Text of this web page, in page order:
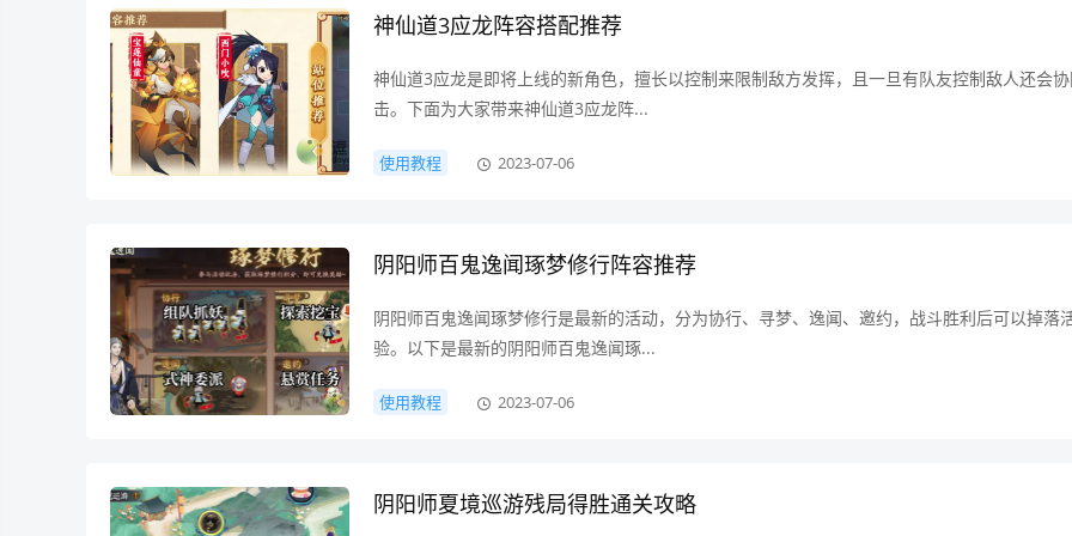
神仙道3应龙阵容搭配推荐
神仙道3应龙是即将上线的新角色，擅长以控制来限制敌方发挥，且一旦有队友控制敌人还会
击。下面为大家带来神仙道3应龙阵...
使用教程 2023-07-06
阴阳师百鬼逸闻琢梦修行阵容推荐
阴阳师百鬼逸闻琢梦修行是最新的活动，分为协行、寻梦、逸闻、邀约，战斗胜利后可以掉落
验。以下是最新的阴阳师百鬼逸闻琢...
使用教程 2023-07-06
阴阳师夏境巡游残局得胜通关攻略